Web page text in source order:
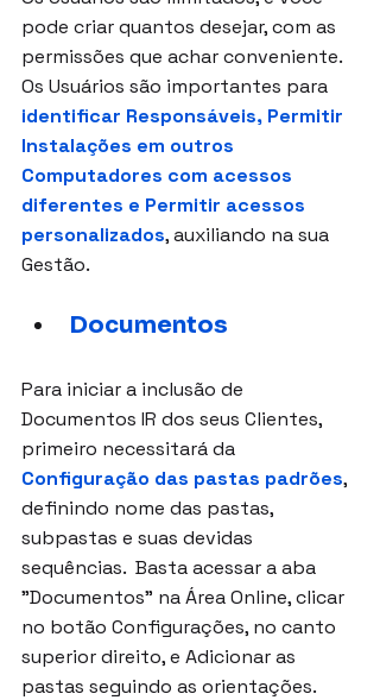
pode criar quantos desejar, com as
permissões que achar conveniente.
Os Usuários são importantes para
identificar Responsáveis, Permitir
Instalações em outros
Computadores com acessos
diferentes e Permitir acessos
personalizados, auxiliando na sua
Gestão.
Documentos
Para iniciar a inclusão de
Documentos IR dos seus Clientes,
primeiro necessitará da
Configuração das pastas padrões,
definindo nome das pastas,
subpastas e suas devidas
sequências.  Basta acessar a aba
"Documentos" na Área Online, clicar
no botão Configurações, no canto
superior direito, e Adicionar as
pastas seguindo as orientações.